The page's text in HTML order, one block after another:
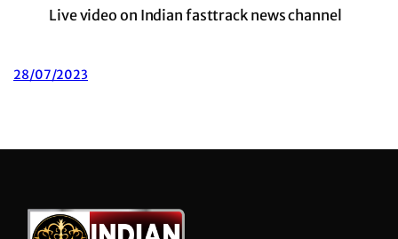
Live video on Indian fasttrack news channel
28/07/2023